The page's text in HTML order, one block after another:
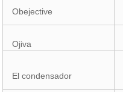
Obejective
Ojiva
El condensador